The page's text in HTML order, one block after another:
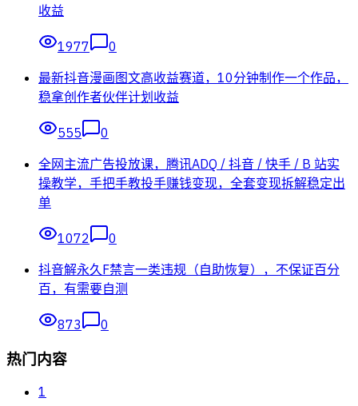
收益
1977
0
最新抖音漫画图文高收益赛道，10分钟制作一个作品，
稳拿创作者伙伴计划收益
555
0
全网主流广告投放课，腾讯ADQ / 抖音 / 快手 / B 站实
操教学，手把手教投手赚钱变现，全套变现拆解稳定出
单
1072
0
抖音解永久F禁言一类违规（自助恢复），不保证百分
百，有需要自测
873 0
热门内容
1